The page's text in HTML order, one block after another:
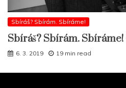
Sbíráš? Sbírám. Sbíráme!
Sbíráš? Sbírám.
6. 3. 2019 19 min read